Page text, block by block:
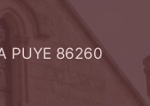
PUYE 86260